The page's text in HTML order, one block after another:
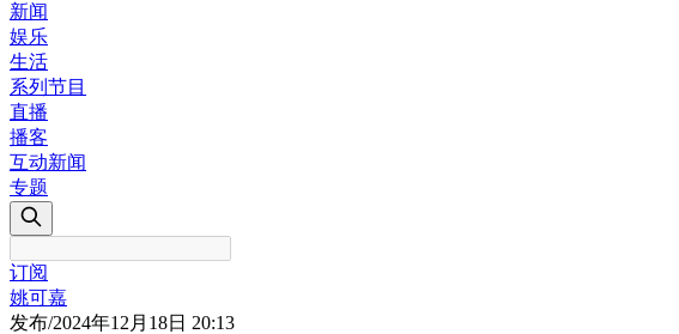
新闻
娱乐
生活
系列节目
直播
播客
互动新闻
专题
订阅
姚可嘉
发布/2024年12月18日 20:13